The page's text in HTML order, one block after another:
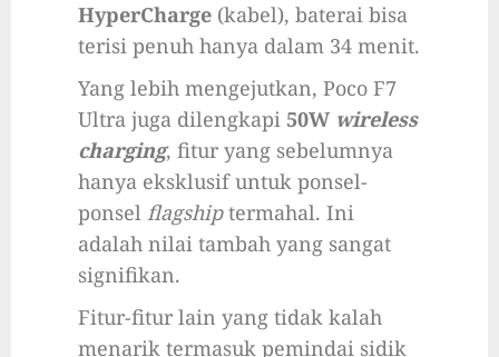
HyperCharge (kabel), baterai bisa
terisi penuh hanya dalam 34 menit.
Yang lebih mengejutkan, Poco F7
Ultra juga dilengkapi 50W wireless
charging, fitur yang sebelumnya
hanya eksklusif untuk ponsel-
ponsel flagshiptermahal. Ini
adalah nilai tambah yang sangat
signifikan.
Fitur-fitur lain yang tidak kalah
menarik termasuk pemindai sidik